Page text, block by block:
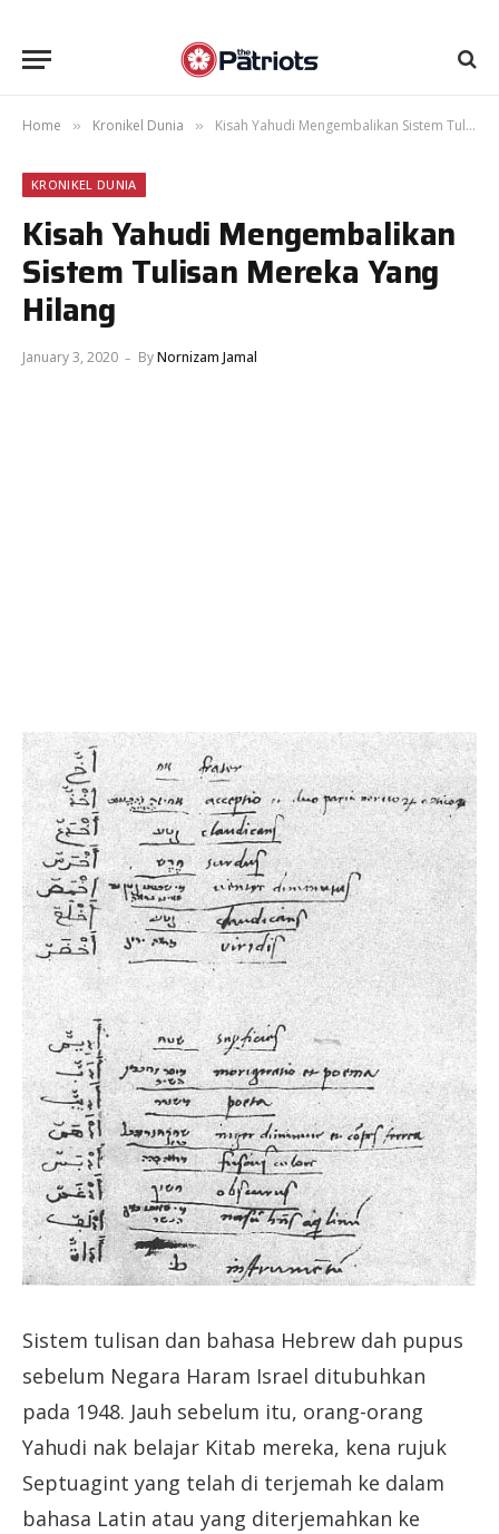
Home » Kronikel Dunia » Kisah Yahudi Mengembalikan Sistem Tulisan Mereka Yang Hilang
KRONIKEL DUNIA
Kisah Yahudi Mengembalikan
Sistem Tulisan Mereka Yang
Hilang
January 3, 2020 ByNornizam Jamal
Sistem tulisan dan bahasa Hebrew dah pupus
sebelum Negara Haram Israel ditubuhkan
pada 1948. Jauh sebelum itu, orang-orang
Yahudi nak belajar Kitab mereka, kena rujuk
Septuagint yang telah di terjemah ke dalam
bahasa Latin atau yang diterjemahkan ke